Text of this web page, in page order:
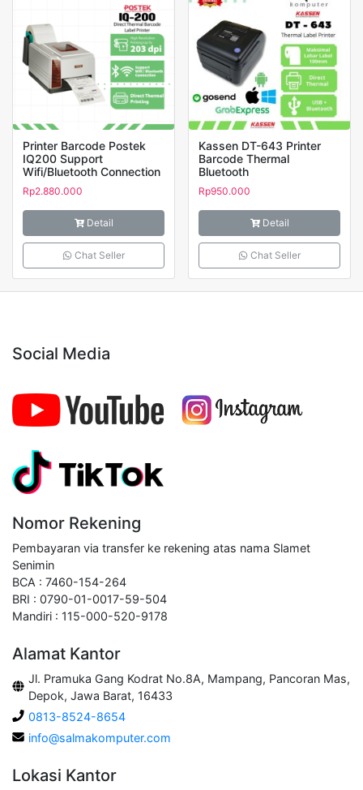
Printer Barcode Postek
IQ200 Support
Wifi/Bluetooth Connection
Rp2.880.000
Detail
Chat Seller
Kassen DT-643 Printer
Barcode Thermal
Bluetooth
Rp950.000
Detail
Chat Seller
Social Media
Nomor Rekening
Pembayaran via transfer ke rekening atas nama Slamet
Senimin
BCA : 7460-154-264
BRI : 0790-01-0017-59-504
Mandiri : 115-000-520-9178
Alamat Kantor
Jl. Pramuka Gang Kodrat No.8A, Mampang, Pancoran Mas,
Depok, Jawa Barat, 16433
0813-8524-8654
info@salmakomputer.com
Lokasi Kantor